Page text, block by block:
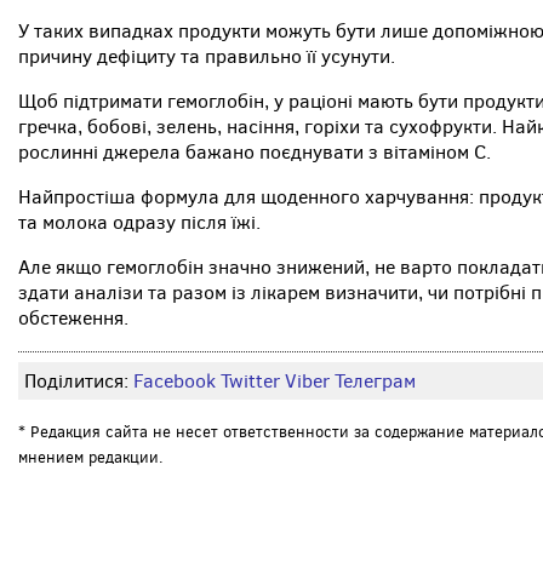
У таких випадках продукти можуть бути лише
причину дефіциту та правильно її усунути.
Щоб підтримати гемоглобін, у раціоні мають бути
гречка, бобові, зелень, насіння, горіхи та сухофрукти.
рослинні джерела бажано поєднувати з вітаміном C.
Найпростіша формула для щоденного харчування:
та молока одразу після їжі.
Але якщо гемоглобін значно знижений, не варто
здати аналізи та разом із лікарем визначити, чи
обстеження.
Поділитися: FacebookTwitterViberТелеграм
* Редакция сайта не несет ответственности за содержание
мнением редакции.